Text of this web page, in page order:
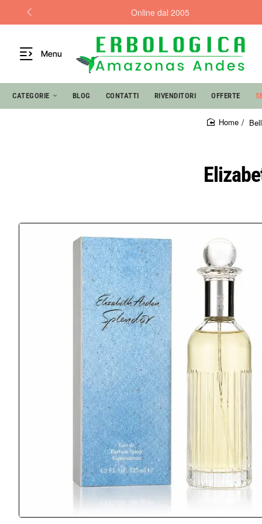
Online dal 2005
Menu
CATEGORIE BLOG CONTATTI RIVENDITORI OFFERTE